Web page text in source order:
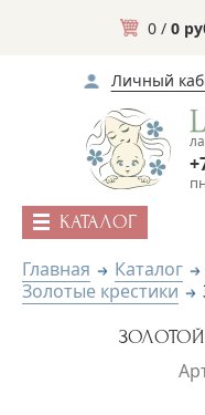
0 / 0
Личный
КАТАЛОГ
Главная Каталог
Золотые крестики
ЗОЛОТОЙ